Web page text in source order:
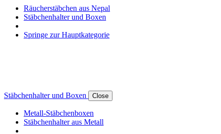
Räucherstäbchen aus Nepal
Stäbchenhalter und Boxen
Springe zur Hauptkategorie
Stäbchenhalter und Boxen Close
Metall-Stäbchenboxen
Stäbchenhalter aus Metall